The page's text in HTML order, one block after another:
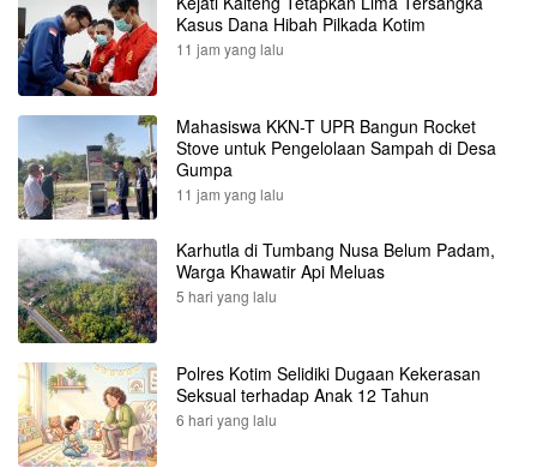
Kasus Dana Hibah Pilkada Kotim
11 jam yang lalu
Mahasiswa KKN-T UPR Bangun Rocket
Stove untuk Pengelolaan Sampah di Desa
Gumpa
11 jam yang lalu
Karhutla di Tumbang Nusa Belum Padam,
Warga Khawatir Api Meluas
5 hari yang lalu
Polres Kotim Selidiki Dugaan Kekerasan
Seksual terhadap Anak 12 Tahun
6 hari yang lalu